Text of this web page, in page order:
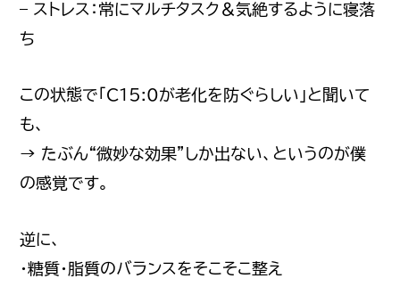
– ストレス：常にマルチタスク＆気絶するように寝落
ち
この状態で「C15:0が老化を防ぐらしい」と聞いて
も、
→ たぶん“微妙な効果”しか出ない、というのが僕
の感覚です。
逆に、
・糖質・脂質のバランスをそこそこ整え